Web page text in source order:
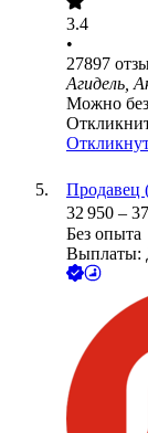
3.4
•
27897
Агидель,
Можно
Продавец
32 950 –
Без опыта
Выплаты: